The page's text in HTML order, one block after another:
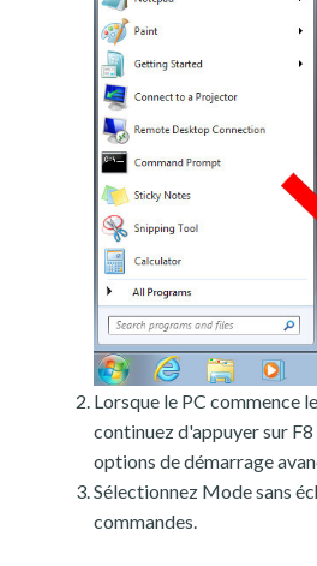
Lorsque le PC commence
continuez d'appuyer sur F8
options de démarrage
Sélectionnez Mode sans
commandes.